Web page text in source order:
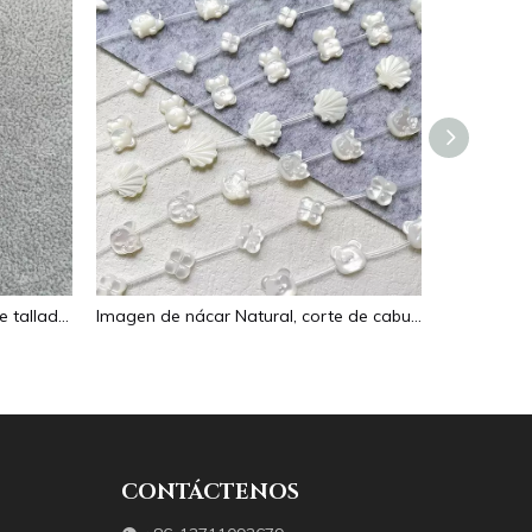
Collar de nácar Natural, colgante tallado en forma ovalada para mujer, joyería, diseño de imagen, diseño de flor de cara en relieve Imagen de nácar Natural, corte de cabujón ovalado en relieve para colgante, diseño de incrustaciones, concha negra, fabricación de collares para mujer
CONTÁCTENOS